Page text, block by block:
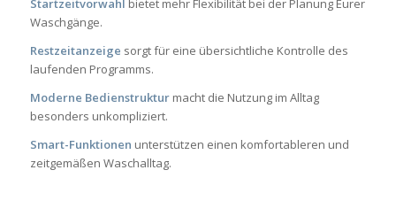
Startzeitvorwahl bietet mehr Flexibilität bei der Planung Eurer
Waschgänge.
Restzeitanzeige sorgt für eine übersichtliche Kontrolle des
laufenden Programms.
Moderne Bedienstrukturmacht die Nutzung im Alltag
besonders unkompliziert.
Smart-Funktionen unterstützen einen komfortableren und
zeitgemäßen Waschalltag.